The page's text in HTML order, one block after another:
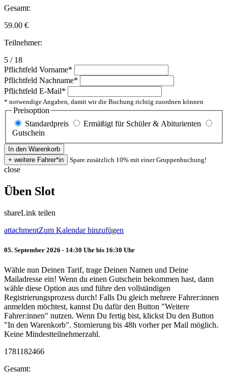
Gesamt:
59.00 €
Teilnehmer:
5 / 18
Pflichtfeld Vorname*
Pflichtfeld Nachname*
Pflichtfeld E-Mail*
* notwendige Angaben, damit wir die Buchung richtig zuordnen können
Preisoption
Standardpreis
Ermäßigt für Schüler & Abiturienten
Gutschein
Spare zusätzlich 10% mit einer Gruppenbuchung!
close
Üben Slot
shareLink teilen
attachmentZum Kalendar hinzufügen
05. September 2026 - 14:30 Uhr bis 16:30 Uhr
Wähle nun Deinen Tarif, trage Deinen Namen und Deine
Mailadresse ein! Wenn du einen Gutschein bekommen hast, dann
wähle diese Option aus und führe den vollständigen
Registrierungsprozess durch! Falls Du gleich mehrere Fahrer:innen
anmelden möchtest, kannst Du dafür den Button "Weitere
Fahrer:innen" nutzen. Wenn Du fertig bist, klickst Du den Button
"In den Warenkorb". Stornierung bis 48h vorher per Mail möglich.
Keine Mindestteilnehmerzahl.
1781182466
Gesamt: